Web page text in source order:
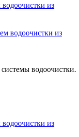
водоочистки из
водоочистки.
водоочистки из